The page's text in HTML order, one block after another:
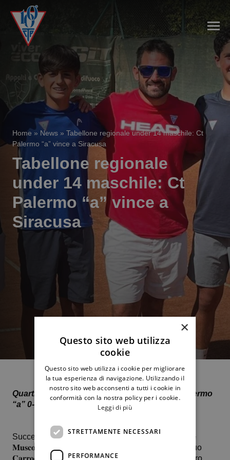
Home » News » Tabellone regionale under 14 maschile: Ct
Palermo “a” vince a Siracusa
Tabellone regionale
under 14 maschile: Ct
Palermo “a” vince a
Siracusa
Quarti di finale
Tc Match Ball Siracusa – Ct Palermo
“a” 0-3
Successi in singolare di 𝐏𝐚𝐨𝐥𝐨 𝐂𝐚𝐫𝐫𝐨𝐜𝐜𝐢𝐨 e 𝐆𝐚𝐛𝐫𝐢𝐞𝐥𝐞
𝐌𝐮𝐬𝐜𝐨𝐥𝐢𝐧𝐨. Nel doppio, il punto porta la firma del duo
𝐂𝐚𝐫𝐫𝐨𝐜𝐜𝐢𝐨 – 𝐀𝐥𝐞𝐬𝐬𝐚𝐧𝐝𝐫𝐨 𝐃𝐞 𝐁𝐞𝐥𝐥𝐢𝐬. Capitano il maestro
×
Questo sito web utilizza
cookie
Questo sito web utilizza i cookie per migliorare
la tua esperienza di navigazione. Utilizzando il
nostro sito web acconsenti a tutti i cookie in
conformità con la nostra policy per i cookie.
Leggi di più
STRETTAMENTE NECESSARI
PERFORMANCE